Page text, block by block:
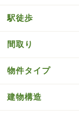
駅徒歩
間取り
物件タイプ
建物構造